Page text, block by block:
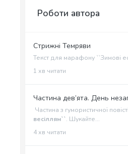
Роботи автора
Стрижні Темряви
Текст для марафону ``Зимові
1 хв читати
Частина дев’ята. День
Частина з гумористичної
весіллям``. Шукайте...
4 хв читати